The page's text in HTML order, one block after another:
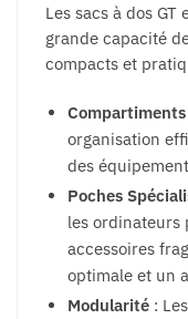
Les sacs à dos
grande capacité
compacts et
organisation
des
Poches
les ordinateurs
accessoires
optimale et un
Modularité : Les